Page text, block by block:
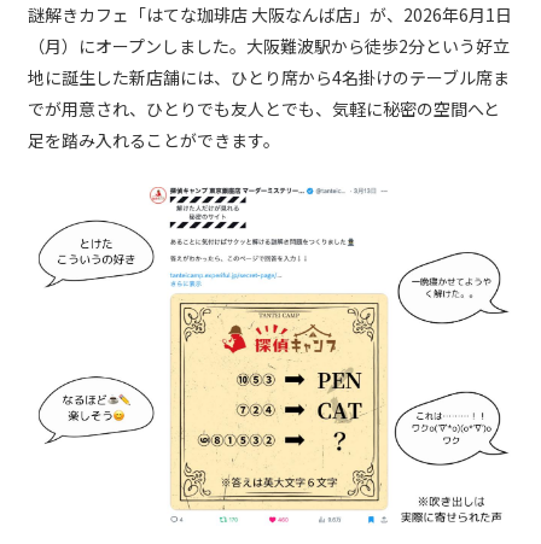
謎解きカフェ「はてな珈琲店 大阪なんば店」が、2026年6月1日
（月）にオープンしました。大阪難波駅から徒歩2分という好立
地に誕生した新店舗には、ひとり席から4名掛けのテーブル席ま
でが用意され、ひとりでも友人とでも、気軽に秘密の空間へと
足を踏み入れることができます。